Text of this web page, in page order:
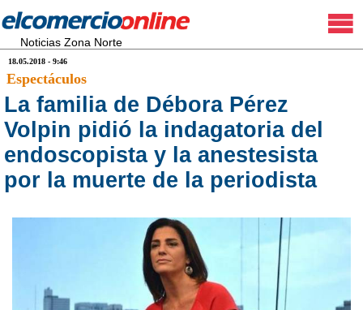
Noticias Zona Norte
18.05.2018 - 9:46
Espectáculos
La familia de Débora Pérez
Volpin pidió la indagatoria del
endoscopista y la anestesista
por la muerte de la periodista